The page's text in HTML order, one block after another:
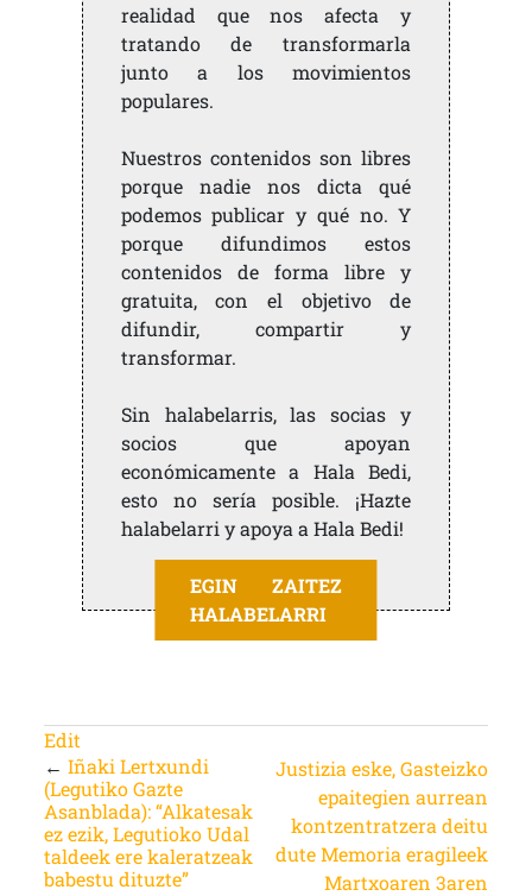
realidad que nos afecta y
tratando de transformarla
junto a los movimientos
populares.
Nuestros contenidos son libres
porque nadie nos dicta qué
podemos publicar y qué no. Y
porque difundimos estos
contenidos de forma libre y
gratuita, con el objetivo de
difundir, compartir y
transformar.
Sin halabelarris, las socias y
socios que apoyan
económicamente a Hala Bedi,
esto no sería posible. ¡Hazte
halabelarri y apoya a Hala Bedi!
EGIN ZAITEZ
HALABELARRI
Edit
← Iñaki Lertxundi
(Legutiko Gazte
Asanblada): “Alkatesak
ez ezik, Legutioko Udal
taldeek ere kaleratzeak
babestu dituzte”
Justizia eske, Gasteizko
epaitegien aurrean
kontzentratzera deitu
dute Memoria eragileek
Martxoaren 3aren